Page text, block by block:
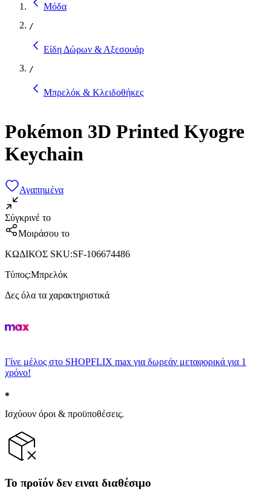
Μόδα
/
Είδη Δώρων & Αξεσουάρ
/
Μπρελόκ & Κλειδοθήκες
Pokémon 3D Printed Kyogre
Keychain
Αγαπημένα
Σύγκρινέ το
Μοιράσου το
ΚΩΔΙΚΟΣ SKU:SF-106674486
Τύπος:Μπρελόκ
Δες όλα τα χαρακτηριστικά
Γίνε μέλος στο SHOPFLIX max για δωρεάν μεταφορικά για 1
χρόνο!
Ισχύουν όροι & προϋποθέσεις.
Το προϊόν δεν ειναι διαθέσιμο